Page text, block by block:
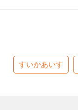
すいかあいす